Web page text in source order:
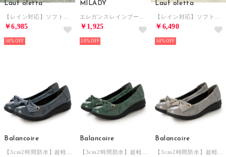
Lauf oletta
￥6,985
50%
MILADY
￥1,925
50%
Lauf oletta
￥6,490
50%
Balancoire Balancoire Balancoire